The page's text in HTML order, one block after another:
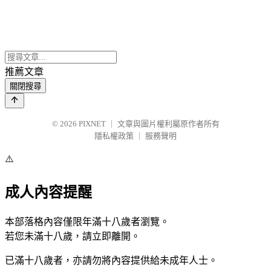
推薦文章
關閉搜尋
© 2026 PIXNET
文章與圖片權利屬原作者所有
隱私權政策
服務聲明
⚠️
成人內容提醒
本部落格內容僅限年滿十八歲者瀏覽。
若您未滿十八歲，請立即離開。
已滿十八歲者，亦請勿將內容提供給未成年人士。